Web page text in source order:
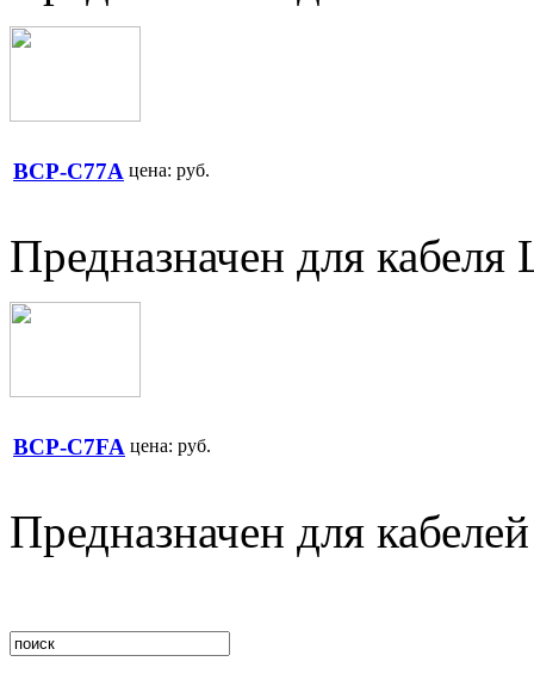
BCP-C77A цена: руб.
Предназначен для кабеля
BCP-C7FA цена: руб.
Предназначен для